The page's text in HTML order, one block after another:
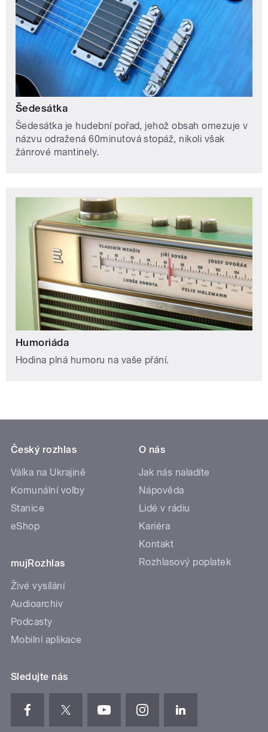
Šedesátka
Šedesátka je hudební pořad, jehož obsah omezuje v
názvu odražená 60minutová stopáž, nikoli však
žánrové mantinely.
Humoriáda
Hodina plná humoru na vaše přání.
Český rozhlas
Válka na Ukrajině
Komunální volby
Stanice
eShop
mujRozhlas
Živé vysílání
Audioarchiv
Podcasty
Mobilní aplikace
O nás
Jak nás naladíte
Nápověda
Lidé v rádiu
Kariéra
Kontakt
Rozhlasový poplatek
Sledujte nás